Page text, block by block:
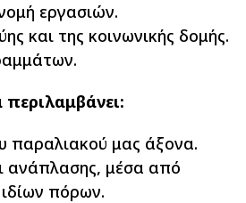
εργασιών.
και της κοινωνικής δομής.
παραλιακού μας άξονα.
ανάπλασης, μέσα από
πόρων.